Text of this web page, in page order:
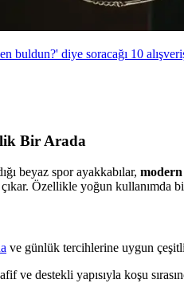
buldun?' diye soracağı 10
Bir Arada
beyaz spor ayakkabılar, modern
çıkar. Özellikle yoğun
ve günlük tercihlerine uygun
ve destekli yapısıyla koşu